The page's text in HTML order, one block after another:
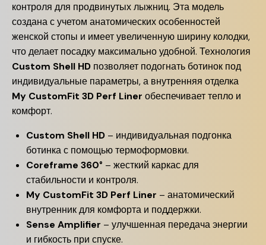
контроля для продвинутых лыжниц. Эта модель
создана с учетом анатомических особенностей
женской стопы и имеет увеличенную ширину колодки,
что делает посадку максимально удобной. Технология
Custom Shell HD позволяет подогнать ботинок под
индивидуальные параметры, а внутренняя отделка
My CustomFit 3D Perf Liner обеспечивает тепло и
комфорт.
Custom Shell HD – индивидуальная подгонка
ботинка с помощью термоформовки.
Coreframe 360° – жесткий каркас для
стабильности и контроля.
My CustomFit 3D Perf Liner – анатомический
внутренник для комфорта и поддержки.
Sense Amplifier – улучшенная передача энергии
и гибкость при спуске.